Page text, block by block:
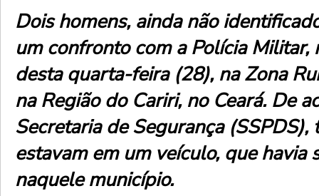
Dois homens, ainda não
um confronto com a Polícia Militar,
desta quarta-feira (28), na Zona
na Região do Cariri, no Ceará. De
Secretaria de Segurança (SSPDS),
estavam em um veículo, que havia
naquele município.